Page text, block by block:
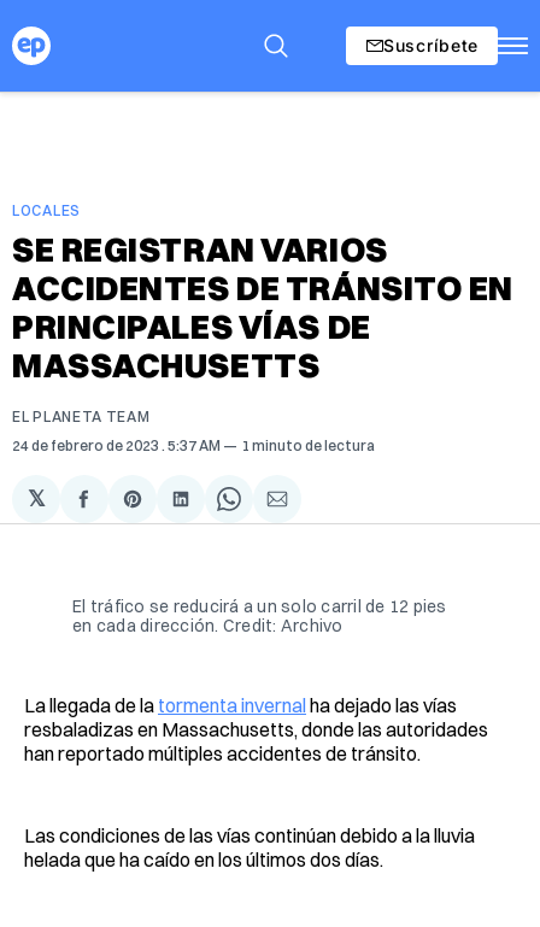
Suscríbete
LOCALES
SE REGISTRAN VARIOS
ACCIDENTES DE TRÁNSITO EN
PRINCIPALES VÍAS DE
MASSACHUSETTS
EL PLANETA TEAM
24 de febrero de 2023 . 5:37 AM 1 minuto de lectura
𝕏
Compartir
en
Share
on
Compartir
en
Share
on
Compartir
via
El tráfico se reducirá a un solo carril de 12 pies
en cada dirección. Credit: Archivo
La llegada de la tormenta invernalha dejado las vías
resbaladizas en Massachusetts, donde las autoridades
han reportado múltiples accidentes de tránsito.
Las condiciones de las vías continúan debido a la lluvia
helada que ha caído en los últimos dos días.